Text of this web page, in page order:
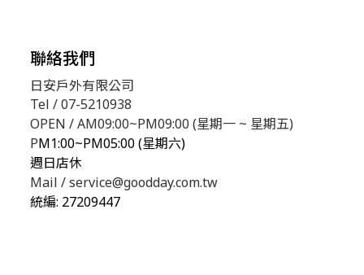
聯絡我們
日安戶外有限公司
Tel / 07-5210938
OPEN / AM09:00~PM09:00 (星期一 ~ 星期五)
PM1:00~PM05:00 (星期六)
週日店休
Mail / service@goodday.com.tw
統編: 27209447